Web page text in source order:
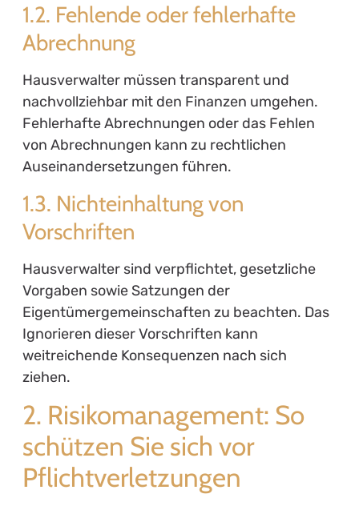
1.2. Fehlende oder fehlerhafte
Abrechnung
Hausverwalter müssen transparent und
nachvollziehbar mit den Finanzen umgehen.
Fehlerhafte Abrechnungen oder das Fehlen
von Abrechnungen kann zu rechtlichen
Auseinandersetzungen führen.
1.3. Nichteinhaltung von
Vorschriften
Hausverwalter sind verpflichtet, gesetzliche
Vorgaben sowie Satzungen der
Eigentümergemeinschaften zu beachten. Das
Ignorieren dieser Vorschriften kann
weitreichende Konsequenzen nach sich
ziehen.
2. Risikomanagement: So
schützen Sie sich vor
Pflichtverletzungen